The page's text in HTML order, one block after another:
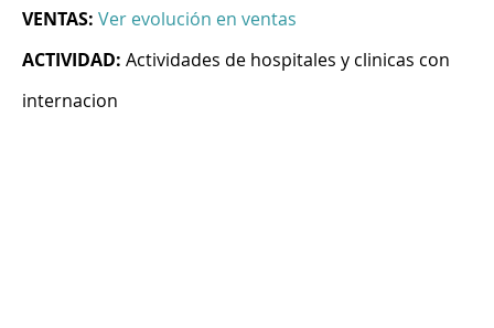
VENTAS: Ver evolución en ventas
ACTIVIDAD: Actividades de hospitales y clinicas con
internacion